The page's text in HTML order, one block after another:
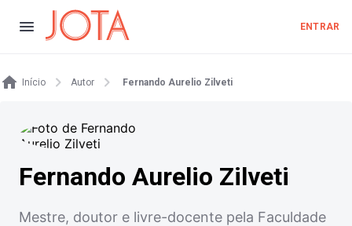
ENTRAR
Início Autor Fernando Aurelio Zilveti
Fernando Aurelio Zilveti
Mestre, doutor e livre-docente pela Faculdade